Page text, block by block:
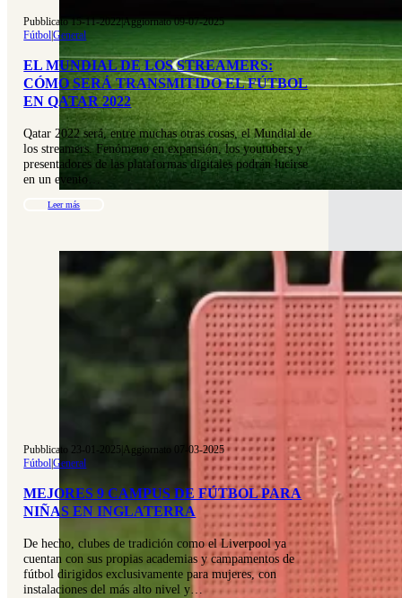
Pubblicato 15-11-2022|Aggiornato 09-07-2025
Fútbol|General
EL MUNDIAL DE LOS STREAMERS:
CÓMO SERÁ TRANSMITIDO EL FÚTBOL
EN QATAR 2022
Qatar 2022 será, entre muchas otras cosas, el Mundial de
los streamers. Fenómeno en expansión, los youtubers y
presentadores de las plataformas digitales podrán lucirse
en un evento…
Leer más
Pubblicato 23-01-2025 Aggiornato 07-03-2025
Fútbol|General
MEJORES 9 CAMPUS DE FÚTBOL PARA
NIÑAS EN INGLATERRA
De hecho, clubes de tradición como el Liverpool ya
cuentan con sus propias academias y campamentos de
fútbol dirigidos exclusivamente para mujeres, con
instalaciones del más alto nivel y…